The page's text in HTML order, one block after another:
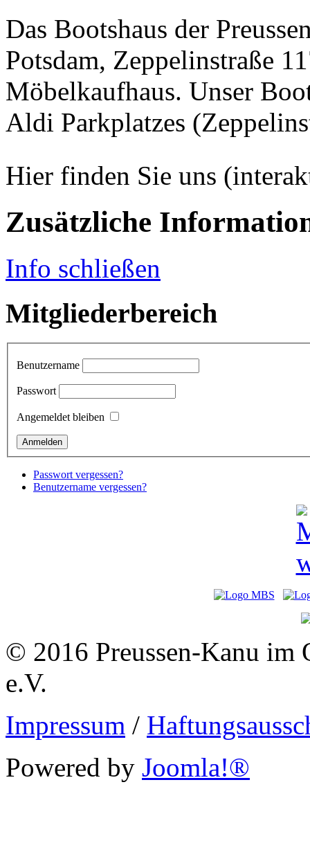
Das Bootshaus der
Potsdam, Zeppelinstraße
Möbelkaufhaus. Unser
Aldi Parkplatzes (
Hier finden Sie uns
Zusätzliche
Info schließen
Mitgliederbereich
Benutzername
Passwort
Angemeldet bleiben
Passwort vergessen?
Benutzername vergessen?
© 2016 Preussen-Kanu im
e.V.
Impressum /
Powered by Joomla!®